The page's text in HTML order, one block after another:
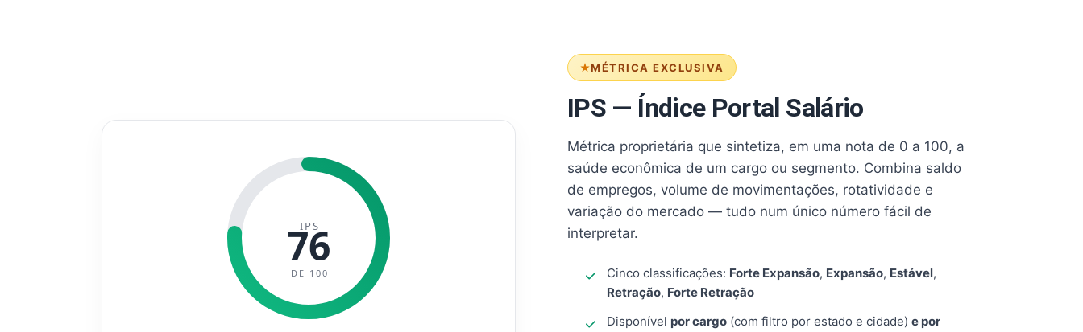
MÉTRICA EXCLUSIVA
IPS — Índice Portal Salário
Métrica proprietária que sintetiza, em uma nota de 0 a 100, a
saúde econômica de um cargo ou segmento. Combina saldo
de empregos, volume de movimentações, rotatividade e
variação do mercado — tudo num único número fácil de
interpretar.
Cinco classificações: Forte Expansão, Expansão, Estável,
Retração, Forte Retração
Disponível por cargo (com filtro por estado e cidade) e por
IPS
76
DE 100